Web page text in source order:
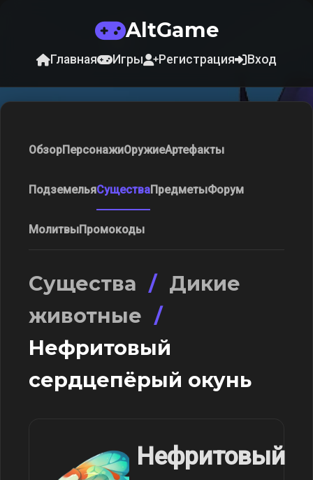
AltGame
Главная Игры Регистрация Вход
ОбзорПерсонажиОружиеАртефакты
ПодземельяСуществаПредметыФорум
МолитвыПромокоды
Существа / Дикие
животные /
Нефритовый
сердцепёрый окунь
Нефритовый